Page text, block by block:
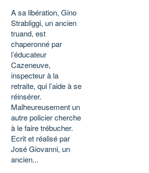
A sa libération, Gino
Strabliggi, un ancien
truand, est
chaperonné par
l’éducateur
Cazeneuve,
inspecteur à la
retraite, qui l’aide à se
réinsérer.
Malheureusement un
autre policier cherche
à le faire trébucher.
Ecrit et réalisé par
José Giovanni, un
ancien...